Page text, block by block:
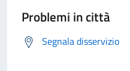
Problemi in città
Segnala disservizio